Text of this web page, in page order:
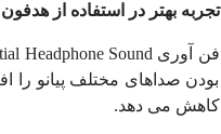
تجربه بهتر در استفاده از هدفون
فن آوری Headphone Sound
بودن صداهای مختلف پیانو را
کاهش می دهد.